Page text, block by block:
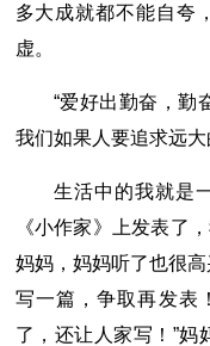
多大成就都不能自夸
虚。
“爱好出勤奋，勤
我们如果人要追求远大
生活中的我就是
《小作家》上发表了
妈妈，妈妈听了也很
写一篇，争取再发表
了，还让人家写！”妈